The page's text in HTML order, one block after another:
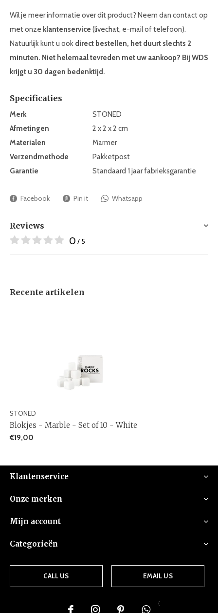
Wil je meer informatie over dit product? Neem dan contact op
met onze klantenservice (livechat, e-mail of telefoon).
Natuurlijk kunt u ook direct bestellen, het duurt slechts 2
minuten. Niet helemaal tevreden met uw aankoop? Bij WDS
krijgt u 30 dagen bedenktijd.
Specificaties
Merk
STONED
Afmetingen
2 x 2 x 2 cm
Materialen
Marmer
Verzendmethode
Pakketpost
Garantie
Standaard 1 jaar fabrieksgarantie
Facebook Pin it Whatsapp
Reviews
0 / 5
Recente artikelen
STONED
Blokjes - Marble - Set of 10 - White
€19,00
Klantenservice
Onze merken
Mijn account
Categorieën
CALL US EMAIL US
{